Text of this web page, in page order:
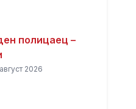
полицаец –
2026